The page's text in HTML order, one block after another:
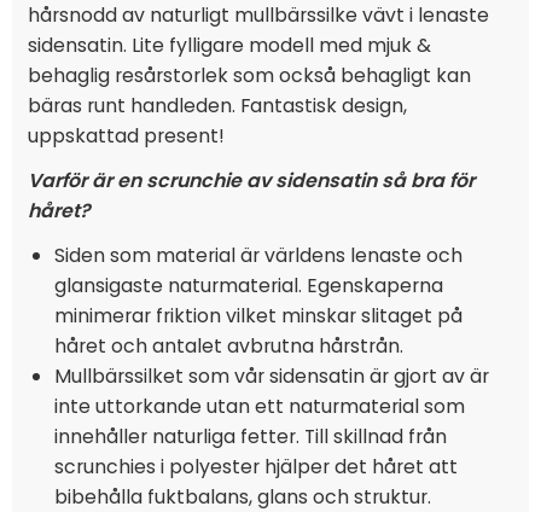
hårsnodd av naturligt mullbärssilke vävt i lenaste
sidensatin. Lite fylligare modell med mjuk &
behaglig resårstorlek som också behagligt kan
bäras runt handleden. Fantastisk design,
uppskattad present!
Varför är en scrunchie av sidensatin så bra för
håret?
Siden som material är världens lenaste och
glansigaste naturmaterial. Egenskaperna
minimerar friktion vilket minskar slitaget på
håret och antalet avbrutna hårstrån.
Mullbärssilket som vår sidensatin är gjort av är
inte uttorkande utan ett naturmaterial som
innehåller naturliga fetter. Till skillnad från
scrunchies i polyester hjälper det håret att
bibehålla fuktbalans, glans och struktur.